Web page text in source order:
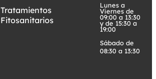
Tratamientos
Fitosanitarios
Lunes a
Viernes de
09:00 a 13:30
y de 15:30 a
19:00
Sábado de
08:30 a 13:30